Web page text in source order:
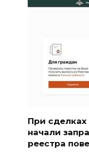
При
начали
реестра